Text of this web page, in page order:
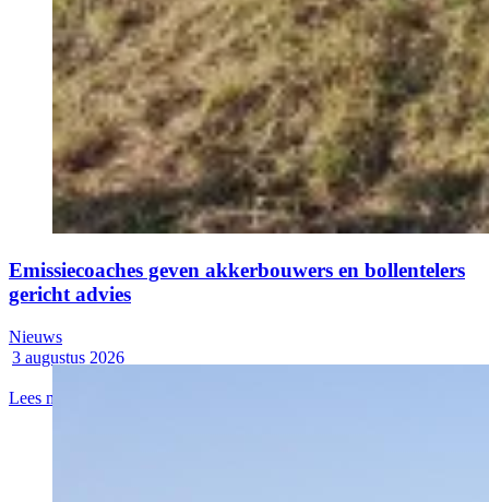
Emissiecoaches geven akkerbouwers en bollentelers
gericht advies
3 augustus 2026
Lees meer
Nieuws